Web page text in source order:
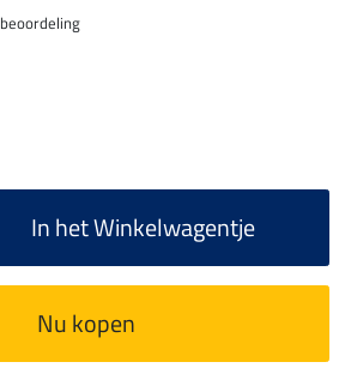
In het Winkelwagentje
Nu kopen